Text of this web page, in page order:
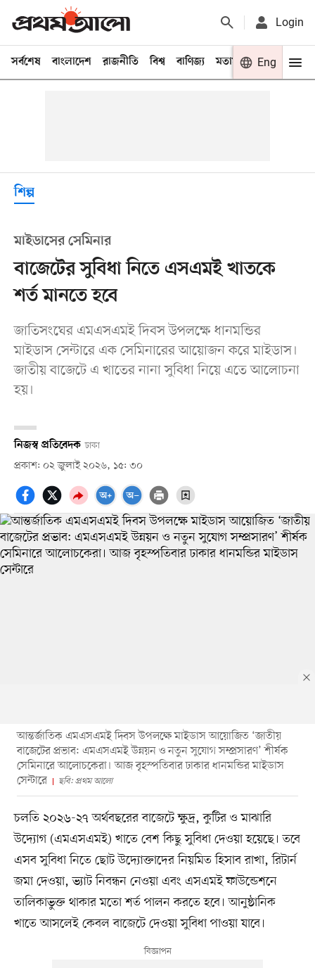
Login
সর্বশেষ বাংলাদেশ রাজনীতি বিশ্ব বাণিজ্য মতামত খেলা
Eng
শিল্প
মাইডাসের সেমিনার
বাজেটের সুবিধা নিতে এসএমই খাতকে
শর্ত মানতে হবে
জাতিসংঘের এমএসএমই দিবস উপলক্ষে ধানমন্ডির
মাইডাস সেন্টারে এক সেমিনারের আয়োজন করে মাইডাস।
জাতীয় বাজেটে এ খাতের নানা সুবিধা নিয়ে এতে আলোচনা
হয়।
নিজস্ব প্রতিবেদক ঢাকা
প্রকাশ: ০২ জুলাই ২০২৬, ১৫: ৩০
আন্তর্জাতিক এমএসএমই দিবস উপলক্ষে মাইডাস আয়োজিত ‘জাতীয়
বাজেটের প্রভাব: এমএসএমই উন্নয়ন ও নতুন সুযোগ সম্প্রসারণ’ শীর্ষক
সেমিনারে আলোচকেরা। আজ বৃহস্পতিবার ঢাকার ধানমন্ডির মাইডাস
সেন্টারে
ছবি: প্রথম আলো
চলতি ২০২৬-২৭ অর্থবছরের বাজেটে ক্ষুদ্র, কুটির ও মাঝারি
উদ্যোগ (এমএসএমই) খাতে বেশ কিছু সুবিধা দেওয়া হয়েছে। তবে
এসব সুবিধা নিতে ছোট উদ্যোক্তাদের নিয়মিত হিসাব রাখা, রিটার্ন
জমা দেওয়া, ভ্যাট নিবন্ধন নেওয়া এবং এসএমই ফাউন্ডেশনে
তালিকাভুক্ত থাকার মতো শর্ত পালন করতে হবে। আনুষ্ঠানিক
খাতে আসলেই কেবল বাজেটে দেওয়া সুবিধা পাওয়া যাবে।